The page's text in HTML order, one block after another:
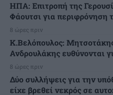
ΗΠΑ: Επιτροπή της
Φάουτσι για περιφρόνηση
8 ώρες πριν
K.Βελόπουλος:
Ανδρουλάκης ευθύνονται
8 ώρες πριν
Δύο συλλήψεις για την
είχε βρεθεί νεκρός σε